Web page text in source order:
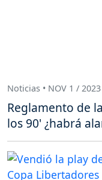
Noticias • NOV 1 / 2023
Reglamento de
los 90' ¿habrá